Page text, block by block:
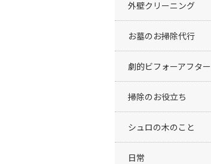
外壁クリーニング
お墓のお掃除代行
劇的ビフォーアフター
掃除のお役立ち
シュロの木のこと
日常